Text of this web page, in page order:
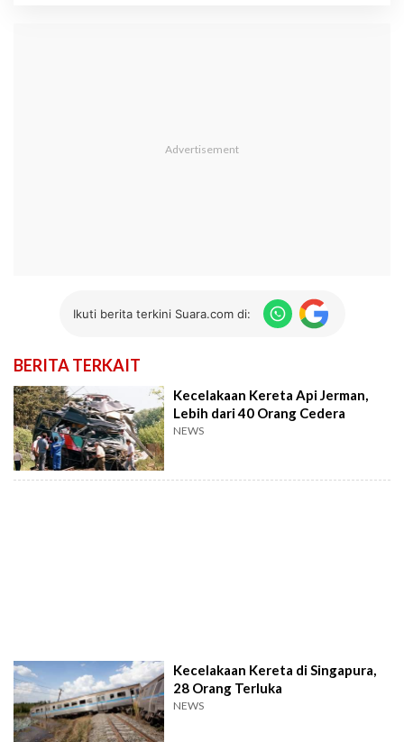
Ikuti berita terkini Suara.com di:
BERITA TERKAIT
Kecelakaan Kereta Api Jerman,
Lebih dari 40 Orang Cedera
NEWS
Kecelakaan Kereta di Singapura,
28 Orang Terluka
NEWS